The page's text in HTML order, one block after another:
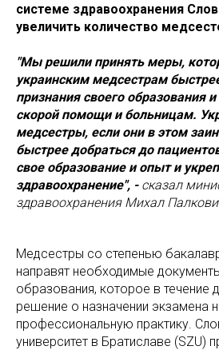
системе здравоохранения
увеличить количество
"Мы решили принять меры,
украинским медсестрам
признания своего образования
скорой помощи и больницам.
медсестры, если они в этом
быстрее добраться до
свое образование и опыт и
здравоохранение", - сказал
здравоохранения Михал
Медсестры со степенью
направят необходимые
образования, которое в течение
решение о назначении экзамена
профессиональную практику.
университет в Братиславе (SZU)